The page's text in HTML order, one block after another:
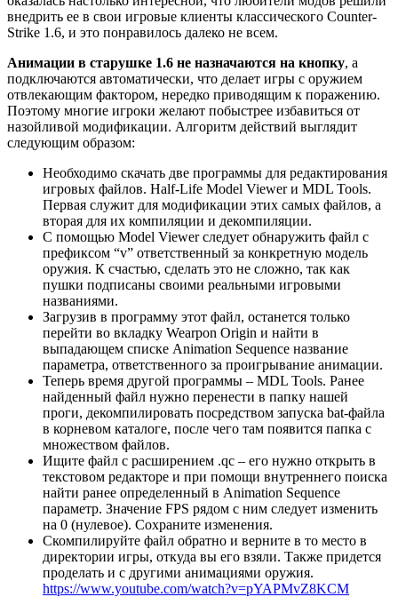
внедрить ее в свои игровые клиенты классического Counter-
Strike 1.6, и это понравилось далеко не всем.
Анимации в старушке 1.6 не назначаются на кнопку, а
подключаются автоматически, что делает игры с оружием
отвлекающим фактором, нередко приводящим к поражению.
Поэтому многие игроки желают побыстрее избавиться от
назойливой модификации. Алгоритм действий выглядит
следующим образом:
Необходимо скачать две программы для редактирования
игровых файлов. Half-Life Model Viewer и MDL Tools.
Первая служит для модификации этих самых файлов, а
вторая для их компиляции и декомпиляции.
С помощью Model Viewer следует обнаружить файл с
префиксом “v” ответственный за конкретную модель
оружия. К счастью, сделать это не сложно, так как
пушки подписаны своими реальными игровыми
названиями.
Загрузив в программу этот файл, останется только
перейти во вкладку Wearpon Origin и найти в
выпадающем списке Animation Sequence название
параметра, ответственного за проигрывание анимации.
Теперь время другой программы – MDL Tools. Ранее
найденный файл нужно перенести в папку нашей
проги, декомпилировать посредством запуска bat-файла
в корневом каталоге, после чего там появится папка с
множеством файлов.
Ищите файл с расширением .qc – его нужно открыть в
текстовом редакторе и при помощи внутреннего поиска
найти ранее определенный в Animation Sequence
параметр. Значение FPS рядом с ним следует изменить
на 0 (нулевое). Сохраните изменения.
Скомпилируйте файл обратно и верните в то место в
директории игры, откуда вы его взяли. Также придется
проделать и с другими анимациями оружия.
https://www.youtube.com/watch?v=pYAPMvZ8KCM